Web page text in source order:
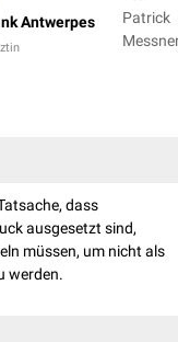
Antwerpes
Patrick
dass
ausgesetzt sind,
müssen, um nicht als
werden.